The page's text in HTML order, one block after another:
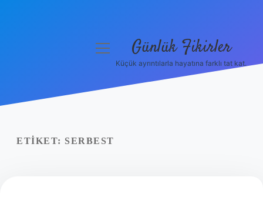
Yasal Uyarı
menüyü Günlük Fikirler
Küçük ayrıntılarla hayatına farklı tat kat.
ETIKET: SERBEST